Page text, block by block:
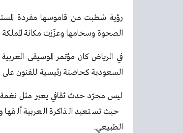
رؤية شطبت من قاموسها مفردة
الصحوة وسخامها وعزّزت مكانة المملكة
في الرياض كان مؤتمر الموسيقى
السعودية كحاضنة رئيسية للفنون
ليس مجرّد حدث ثقافي يعبر مثل نغمة
حيث تستعيد الذاكرة العربية ألقها
الطبيعي.